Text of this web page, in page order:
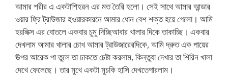
আমার শরীর এ একটাশিহরন এর মত তৈরি হলো। সেই সাথে আমার আন্ডার
ওয়ার ফ্রি ট্রাউজার হওয়ারকারনে আমার ধোন বেশ শক্ত হয়ে গেলো। আমি
হরলিক্স এর বোতলে একবার চুমু দিচ্ছিআবার খালার দিকে তাকাচ্ছি। একবার
দেখলাম আমার খালার চোখ আমার ট্রাউজারেরদিকে, আমি দ্রুত এক পায়ের
ঊপর আরেক পা তুলে তা ঢাকতে চেষ্টা করলাম, কিন্তুযা দেখার তা শিরিন খালা
দেখে ফেলেছে। তার মুখে একটা মুচকি হাসি দেখতেপারলাম।